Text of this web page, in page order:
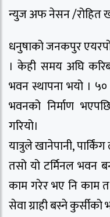
न्युज अफ नेसन /रोहित
धनुषाको जनकपुर
। केही समय अघि
भवन स्थापना भयो ।
भवनको निर्माण
गरियो।
यात्रुले खानेपानी,
तसो यो टर्मिनल भवन
काम गरेर भए नि काम
सेवा ग्राही बस्ने